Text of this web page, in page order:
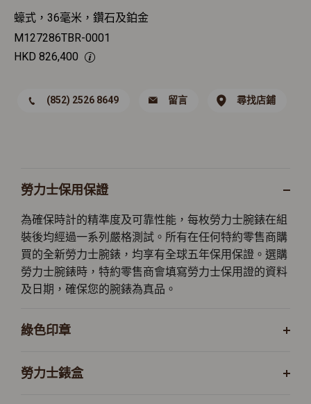
蠔式，36毫米，鑽石及鉑金
M127286TBR-0001
HKD 826,400
(852) 2526 8649 留言 尋找店鋪
勞力士保用保證
為確保時計的精準度及可靠性能，每枚勞力士腕錶在組
裝後均經過一系列嚴格測試。所有在任何特約零售商購
買的全新勞力士腕錶，均享有全球五年保用保證。選購
勞力士腕錶時，特約零售商會填寫勞力士保用證的資料
及日期，確保您的腕錶為真品。
綠色印章
勞力士錶盒